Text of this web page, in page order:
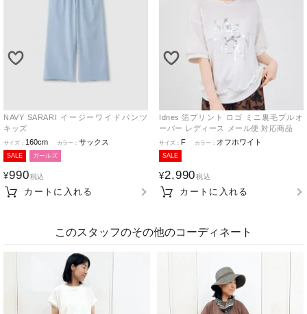
NAVY SARARI イージーワイドパンツ
キッズ
160cm
サックス
SALE ガールズ
¥990税込
カートに入れる
Idnes 箔プリント ロゴ ミニ裏毛プルオ
ーバー レディース メール便 対応商品
F
オフホワイト
SALE
¥2,990 税込
カートに入れる
このスタッフのその他のコーディネート